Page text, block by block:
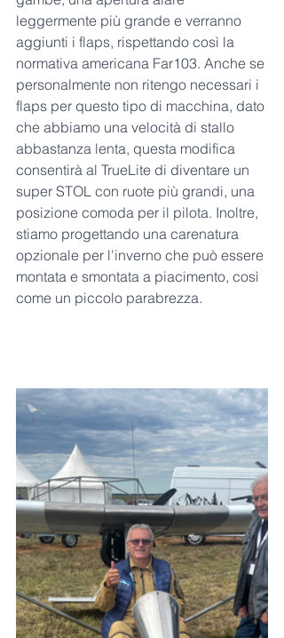
leggermente più grande e verranno
aggiunti i flaps, rispettando così la
normativa americana Far103. Anche se
personalmente non ritengo necessari i
flaps per questo tipo di macchina, dato
che abbiamo una velocità di stallo
abbastanza lenta, questa modifica
consentirà al TrueLite di diventare un
super STOL con ruote più grandi, una
posizione comoda per il pilota. Inoltre,
stiamo progettando una carenatura
opzionale per l'inverno che può essere
montata e smontata a piacimento, così
come un piccolo parabrezza.